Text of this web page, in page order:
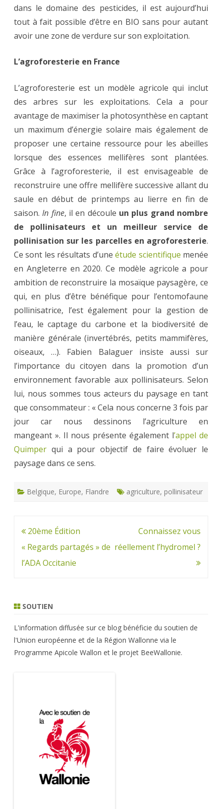
dans le domaine des pesticides, il est aujourd’hui
tout à fait possible d’être en BIO sans pour autant
avoir une zone de verdure sur son exploitation.
L’agroforesterie en France
L’agroforesterie est un modèle agricole qui inclut
des arbres sur les exploitations. Cela a pour
avantage de maximiser la photosynthèse en captant
un maximum d’énergie solaire mais également de
proposer une certaine ressource pour les abeilles
lorsque des essences mellifères sont plantées.
Grâce à l’agroforesterie, il est envisageable de
reconstruire une offre mellifère successive allant du
saule en début de printemps au lierre en fin de
saison.In fine, il en découle un plus grand nombre
de pollinisateurs et un meilleur service de
pollinisation sur les parcelles en agroforesterie.
Ce sont les résultats d’uneétude scientifique menée
en Angleterre en 2020. Ce modèle agricole a pour
ambition de reconstruire la mosaïque paysagère, ce
qui, en plus d’être bénéfique pour l’entomofaune
pollinisatrice, l’est également pour la gestion de
l’eau, le captage du carbone et la biodiversité de
manière générale (invertébrés, petits mammifères,
oiseaux, …). Fabien Balaguer insiste aussi sur
l’importance du citoyen dans la promotion d’un
environnement favorable aux pollinisateurs. Selon
lui, nous sommes tous acteurs du paysage en tant
que consommateur : « Cela nous concerne 3 fois par
jour car nous dessinons l’agriculture en
mangeant ». Il nous présente également l’appel de
Quimper qui a pour objectif de faire évoluer le
paysage dans ce sens.
Belgique, Europe, Flandre agriculture, pollinisateur
Navigation
de
l’article
20ème Édition
« Regards partagés » de
l’ADA Occitanie
Connaissez vous
réellement l’hydromel ?
SOUTIEN
L'information diffusée sur ce blog bénéficie du soutien de
l'Union européenne et de la Région Wallonne via le
Programme Apicole Wallon et le projet BeeWallonie.